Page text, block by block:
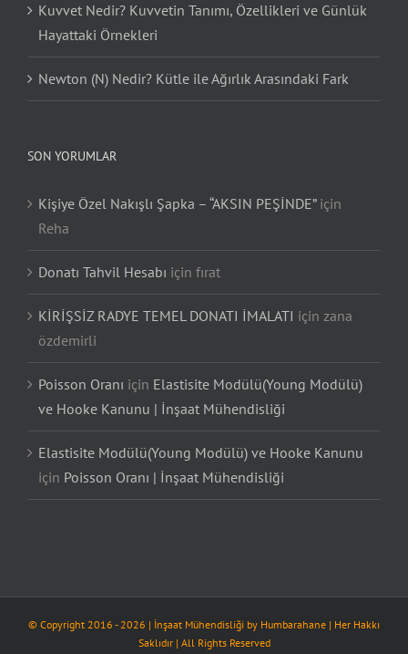
Kuvvet Nedir? Kuvvetin Tanımı, Özellikleri ve Günlük
Hayattaki Örnekleri
Newton (N) Nedir? Kütle ile Ağırlık Arasındaki Fark
SON YORUMLAR
Kişiye Özel Nakışlı Şapka – “AKSIN PEŞİNDE”için
Reha
Donatı Tahvil Hesabı için fırat
KİRİŞSİZ RADYE TEMEL DONATI İMALATI için zana
özdemirli
Poisson Oranı için Elastisite Modülü(Young Modülü)
ve Hooke Kanunu | İnşaat Mühendisliği
Elastisite Modülü(Young Modülü) ve Hooke Kanunu
için Poisson Oranı | İnşaat Mühendisliği
© Copyright 2016 -2026 | İnşaat Mühendisliği by Humbarahane | Her Hakkı
Saklıdır | All Rights Reserved